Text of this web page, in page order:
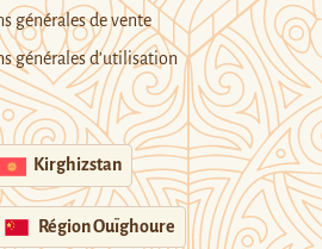
générales de vente
générales d’utilisation
Kirghizstan
Région Ouïghoure